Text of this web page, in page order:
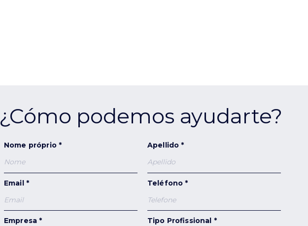
¿Cómo podemos ayudarte?
Nome próprio * Apellido *
Email * Teléfono *
Empresa * Tipo Profissional *